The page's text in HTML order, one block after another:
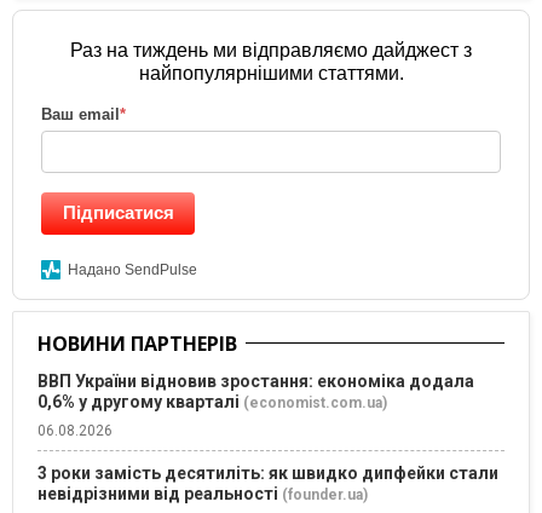
Раз на тиждень ми відправляємо дайджест з
найпопулярнішими статтями.
Ваш email *
Підписатися
Надано SendPulse
НОВИНИ ПАРТНЕРІВ
ВВП України відновив зростання: економіка додала
0,6% у другому кварталі (economist.com.ua)
06.08.2026
3 роки замість десятиліть: як швидко дипфейки стали
невідрізними від реальності (founder.ua)